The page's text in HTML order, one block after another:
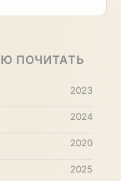
ПОЧИТАТЬ
2023
2024
2020
2025